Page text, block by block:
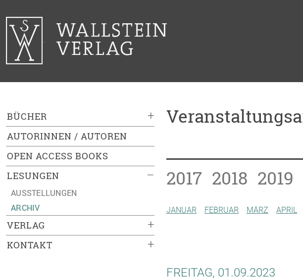
+
BÜCHER
AUTORINNEN / AUTOREN
OPEN ACCESS BOOKS
–
LESUNGEN
AUSSTELLUNGEN
ARCHIV
+
VERLAG
+
KONTAKT
2017 2018 2019
JANUAR FEBRUAR MÄRZ APRIL
FREITAG, 01.09.2023